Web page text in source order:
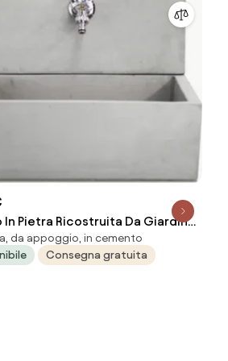
In Pietra Ricostruita Da Giardino
45x35x40,5 Q-Madrid
da appoggio, in cemento
Consegna gratuita